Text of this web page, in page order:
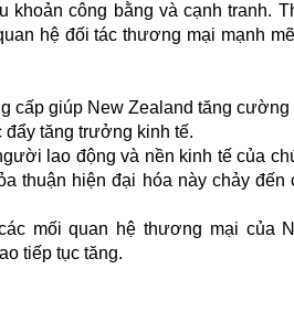
khoản công bằng và cạnh tranh.
hệ đối tác thương mại mạnh
cấp giúp New Zealand tăng cường
tăng trưởng kinh tế.
lao động và nền kinh tế của
thuận hiện đại hóa này chảy đến
mối quan hệ thương mại của
tiếp tục tăng.